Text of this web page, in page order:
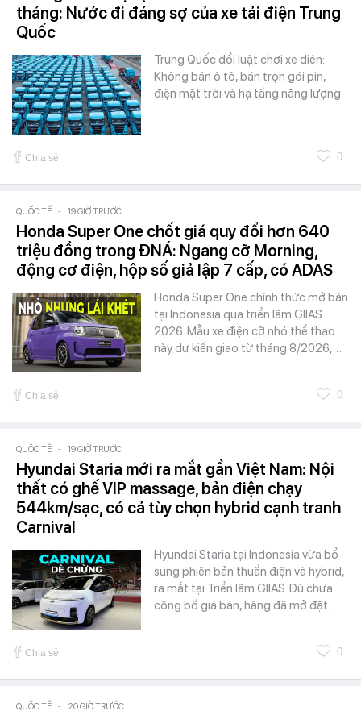
tháng: Nước đi đáng sợ của xe tải điện Trung
Quốc
Trung Quốc đổi luật chơi xe điện:
Không bán ô tô, bán trọn gói pin,
điện mặt trời và hạ tầng năng lượng.
Chia sẻ 0
QUỐC TẾ - 19 GIỜ TRƯỚC
Honda Super One chốt giá quy đổi hơn 640
triệu đồng trong ĐNÁ: Ngang cỡ Morning,
động cơ điện, hộp số giả lập 7 cấp, có ADAS
Honda Super One chính thức mở bán
tại Indonesia qua triển lãm GIIAS
2026. Mẫu xe điện cỡ nhỏ thể thao
này dự kiến giao từ tháng 8/2026,…
Chia sẻ 0
QUỐC TẾ - 19 GIỜ TRƯỚC
Hyundai Staria mới ra mắt gần Việt Nam: Nội
thất có ghế VIP massage, bản điện chạy
544km/sạc, có cả tùy chọn hybrid cạnh tranh
Carnival
Hyundai Staria tại Indonesia vừa bổ
sung phiên bản thuần điện và hybrid,
ra mắt tại Triển lãm GIIAS. Dù chưa
công bố giá bán, hãng đã mở đặt…
Chia sẻ 0
QUỐC TẾ - 20 GIỜ TRƯỚC